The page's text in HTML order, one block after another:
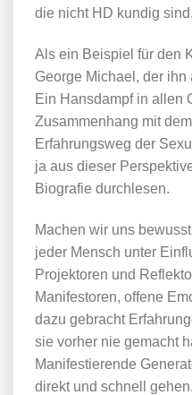
die nicht HD kundig sind.
Als ein Beispiel für den
George Michael, der
Ein Hansdampf in allen
Zusammenhang mit
Erfahrungsweg der
ja aus dieser
Biografie durchlesen.
Machen wir uns
jeder Mensch unter
Projektoren und
Manifestoren, offene
dazu gebracht
sie vorher nie gemacht
Manifestierende
direkt und schnell